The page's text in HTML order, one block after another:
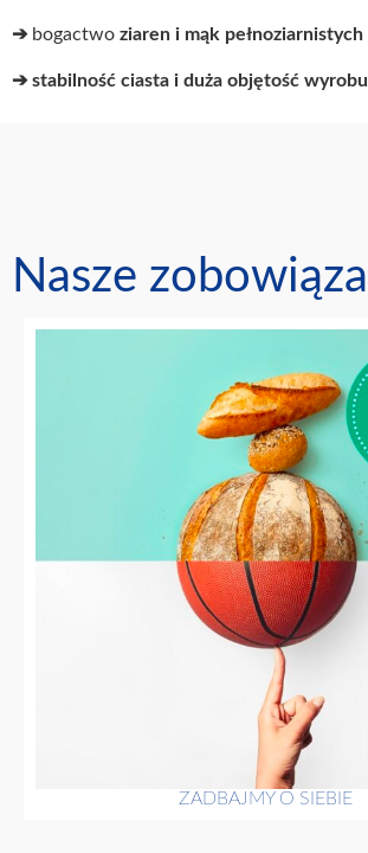
➔ bogactwo ziaren i mąk pełnoziarnistych
➔ stabilność ciasta i duża objętość
Nasze
ZADBAJMY O SIEBIE